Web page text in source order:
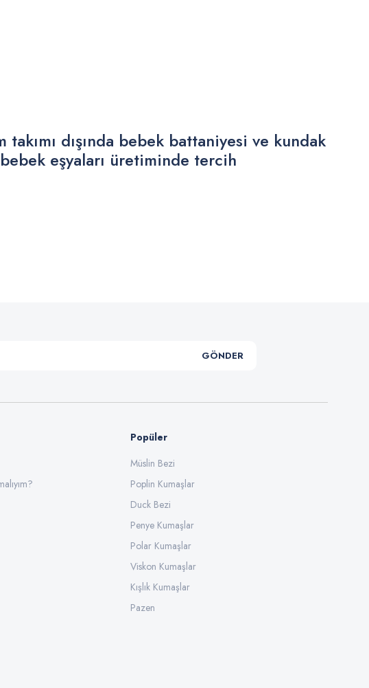
dışında bebek battaniyesi ve kundak
eşyaları üretiminde tercih
GÖNDER
Popüler
Müslin Bezi
Poplin Kumaşlar
Duck Bezi
Penye Kumaşlar
Polar Kumaşlar
Viskon Kumaşlar
Kışlık Kumaşlar
Pazen